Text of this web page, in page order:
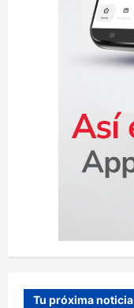
Tu próxima noticia